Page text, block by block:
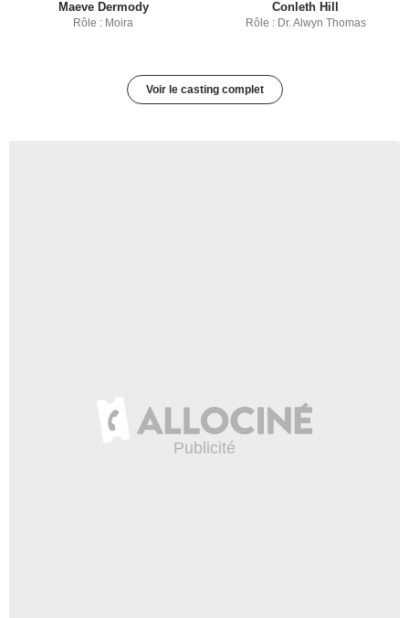
Maeve Dermody
Rôle : Moira
Conleth Hill
Rôle : Dr. Alwyn Thomas
Voir le casting complet